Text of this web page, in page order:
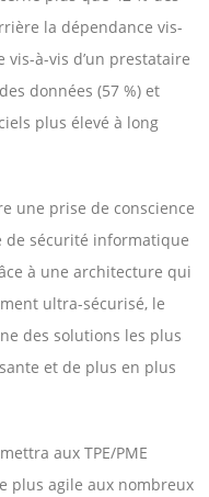
la dépendance vis-
vis-à-vis d’un prestataire
données (57 %) et
plus élevé à long
une prise de conscience
de sécurité informatique
à une architecture qui
ultra-sécurisé, le
des solutions les plus
et de plus en plus
aux TPE/PME
plus agile aux nombreux